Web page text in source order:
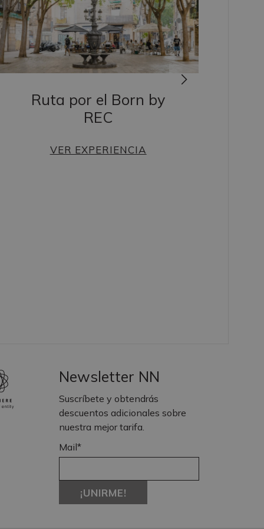
Ruta por el Born by
REC
VER EXPERIENCIA
Newsletter NN
Suscríbete y obtendrás
descuentos adicionales sobre
nuestra mejor tarifa.
Mail*
¡UNIRME!